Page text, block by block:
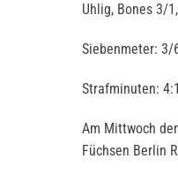
Uhlig, Bones 3/
Siebenmeter: 3/
Strafminuten:
Am Mittwoch
Füchsen Berlin